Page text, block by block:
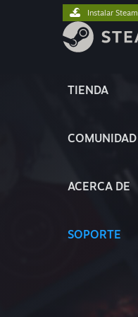
TIENDA
COMUNIDAD
ACERCA DE
SOPORTE
Instalar Steam